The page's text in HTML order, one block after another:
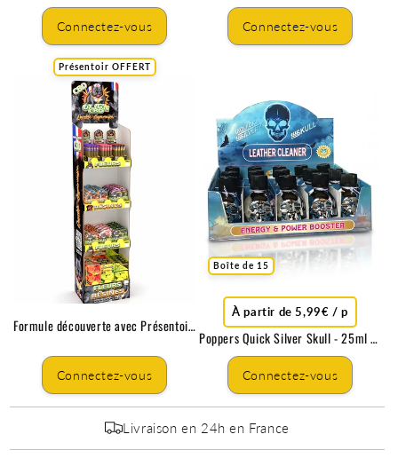
Connectez-vous Connectez-vous
Présentoir OFFERT
Formule découverte avec Présentoir Offert
Connectez-vous
Boîte de 15
À partir de 5,99€ / p
Poppers Quick Silver Skull - 25ml x15
Connectez-vous
Livraison en 24h en France